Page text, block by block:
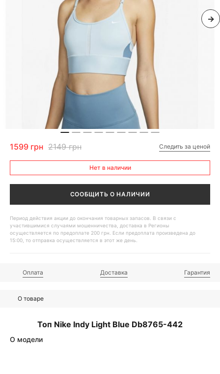
1599 грн 2149 грн Следить за ценой
Нет в наличии
СООБЩИТЬ О НАЛИЧИИ
Период действия акции до окончания товарных запасов. В связи с
участившимися случаями мошенничества, доставка в Регионы
осуществляется по предоплате 200 грн. Если предоплата произведена до
15:00, то отправка осуществляется в этот же день.
Оплата Доставка Гарантия
О товаре
Топ Nike Indy Light Blue Db8765-442
О модели